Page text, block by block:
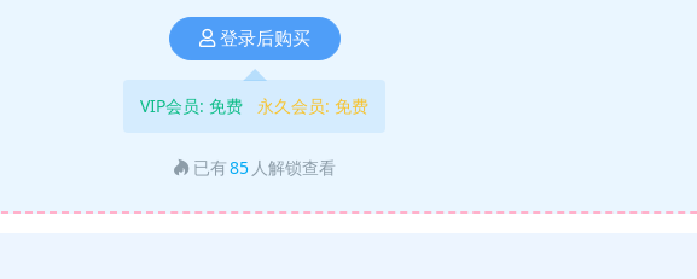
登录后购买
VIP会员: 免费 永久会员: 免费
已有85 人解锁查看